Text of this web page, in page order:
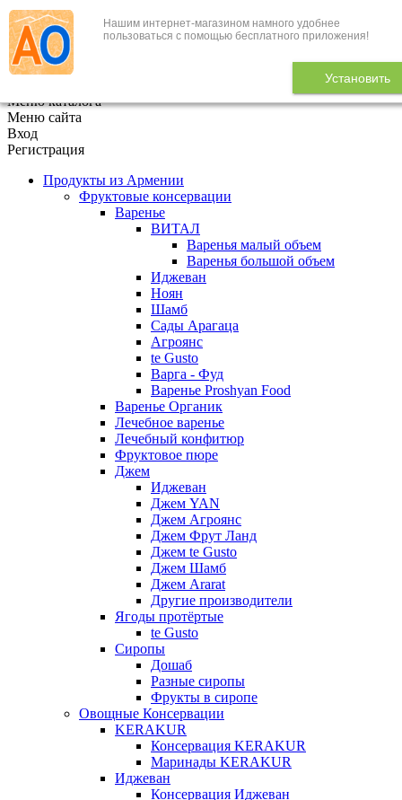
Нашим интернет-магазином намного удобнее
пользоваться с помощью бесплатного приложения!
Установить
+7 (495) 646-888-1
В корзине 0
Меню каталога
Меню сайта
Вход
Регистрация
Продукты из Армении
Фруктовые консервации
Варенье
ВИТАЛ
Варенья малый объем
Варенья большой объем
Иджеван
Ноян
Шамб
Сады Арагаца
Агроянс
te Gusto
Варга - Фуд
Варенье Proshyan Food
Варенье Органик
Лечебное варенье
Лечебный конфитюр
Фруктовое пюре
Джем
Иджеван
Джем YAN
Джем Агроянс
Джем Фрут Ланд
Джем te Gusto
Джем Шамб
Джем Ararat
Другие производители
Ягоды протёртые
te Gusto
Сиропы
Дошаб
Разные сиропы
Фрукты в сиропе
Овощные Консервации
KERAKUR
Консервация KERAKUR
Маринады KERAKUR
Иджеван
Консервация Иджеван